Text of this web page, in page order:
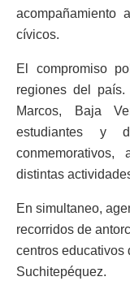
acompañamiento
cívicos.
El compromiso
regiones del
Marcos, Baja
estudiantes y
distintas
En simultaneo,
recorridos de
centros educativos
Suchitepéquez.